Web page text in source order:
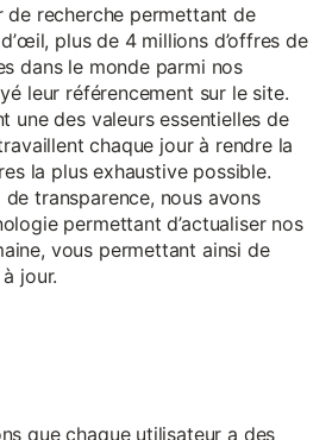
de recherche permettant de
plus de 4 millions d’offres de
dans le monde parmi nos
leur référencement sur le site.
une des valeurs essentielles de
chaque jour à rendre la
la plus exhaustive possible.
transparence, nous avons
permettant d’actualiser nos
vous permettant ainsi de
jour.
que chaque utilisateur a des